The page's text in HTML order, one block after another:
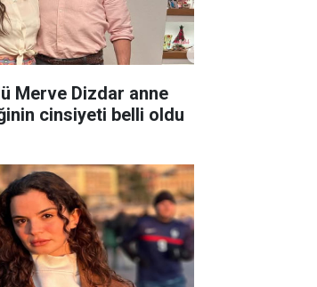
Merve Dizdar anne
cinsiyeti belli oldu